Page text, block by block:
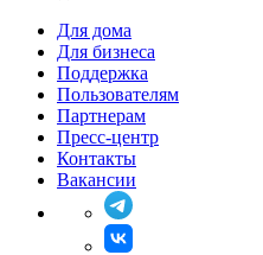
Для дома
Для бизнеса
Поддержка
Пользователям
Партнерам
Пресс-центр
Контакты
Вакансии